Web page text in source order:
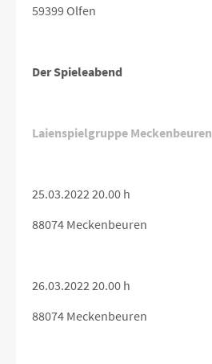
59399 Olfen
Der Spieleabend
Laienspielgruppe Meckenbeuren
25.03.2022 20.00 h
88074 Meckenbeuren
26.03.2022 20.00 h
88074 Meckenbeuren